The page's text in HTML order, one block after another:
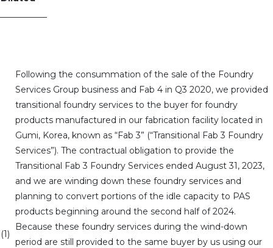
(1)
Following the consummation of the sale of the Foundry
Services Group business and Fab 4 in Q3 2020, we provided
transitional foundry services to the buyer for foundry
products manufactured in our fabrication facility located in
Gumi, Korea, known as “Fab 3” (“Transitional Fab 3 Foundry
Services”). The contractual obligation to provide the
Transitional Fab 3 Foundry Services ended August 31, 2023,
and we are winding down these foundry services and
planning to convert portions of the idle capacity to PAS
products beginning around the second half of 2024.
Because these foundry services during the wind-down
period are still provided to the same buyer by us using our